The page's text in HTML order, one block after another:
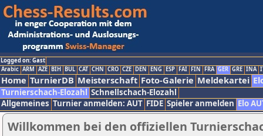
Logged on: Gast
Arabic ARM AZE BIH BUL CAT CHN CRO CZE DEN ENG ESP FAI FIN FRA GER GRE INA
Home TurnierDB Meisterschaft Foto-Galerie Meldekartei
Turnierschach-Elozahl Schnellschach-Elozahl
Allgemeines Turnier anmelden: AUT FIDE Spieler anmelden Elo
Willkommen bei den offiziellen